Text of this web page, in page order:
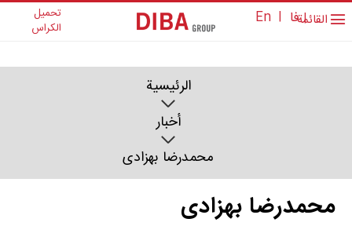
تحمیل
الکراس
القائمة
| فا |
En
الرئیسیة
أخبار
محمدرضا بهزادی
محمدرضا بهزادی